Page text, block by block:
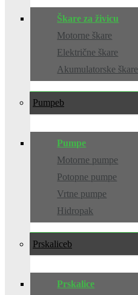
Škare za živicu
Motorne škare
Električne škare
Akumulatorske škare
Pumpe
Pumpe
Motorne pumpe
Potopne pumpe
Vrtne pumpe
Hidropak
Prskalice
Prskalice